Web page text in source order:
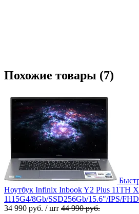
Похожие товары (7)
Ноутбук Infinix Inbook Y2 Plus 11TH
1115G4/8Gb/SSD256Gb/15.6"/IPS/
34 990 руб. / шт 44 990 руб.